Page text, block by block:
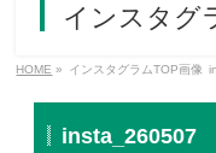
大会要項
大会要項
インスタグ
HOME » インスタグラムTOP画像
insta_260507